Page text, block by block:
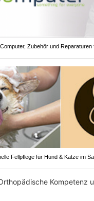
Zubehör und Reparaturen
Fellpflege für Hund & Katze im